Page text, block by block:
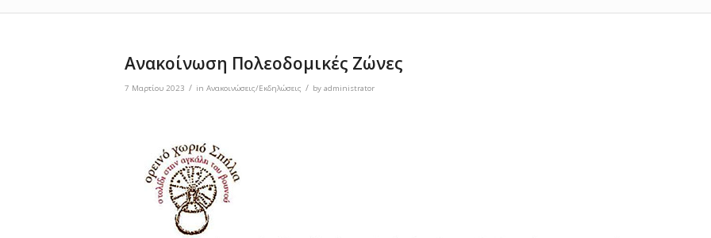
Ανακοίνωση Πολεοδομικές Ζώνες
7 Μαρτίου 2023 / in Ανακοινώσεις/Εκδηλώσεις / by administrator